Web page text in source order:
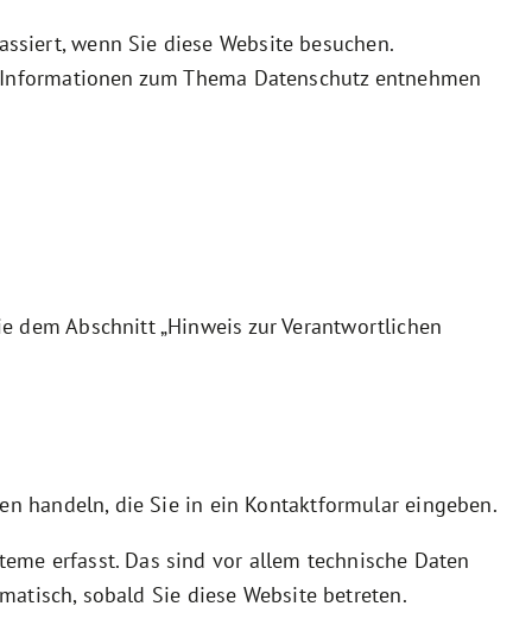
wenn Sie diese Website besuchen.
zum Thema Datenschutz entnehmen
dem Abschnitt „Hinweis zur Verantwortlichen
handeln, die Sie in ein Kontaktformular eingeben.
erfasst. Das sind vor allem technische Daten
sobald Sie diese Website betreten.